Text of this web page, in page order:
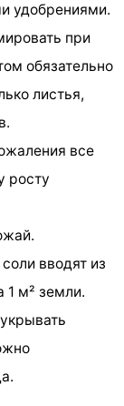
удобрениями.
при
обязательно
листья,
все
росту
вводят из
1 м² земли.